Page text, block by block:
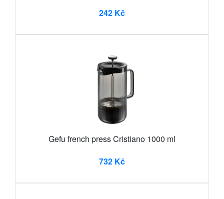
242 Kč
Gefu french press Cristiano 1000 ml
732 Kč